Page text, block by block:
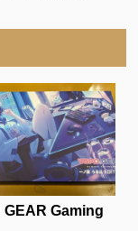
GEAR Gaming